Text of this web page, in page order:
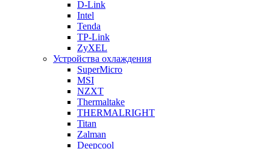
D-Link
Intel
Tenda
TP-Link
ZyXEL
Устройства охлаждения
SuperMicro
MSI
NZXT
Thermaltake
THERMALRIGHT
Titan
Zalman
Deepcool